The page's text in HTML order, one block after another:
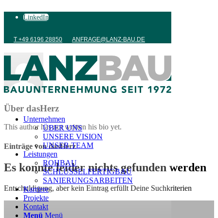
LinkedIn
T +49 6196 28850 ANFRAGE@LANZ-BAU.DE
Unternehmen
ÜBER UNS
UNSERE VISION
UNSER TEAM
Leistungen
ROHBAU
SCHLÜSSELFERTIGBAU
SANIERUNGSARBEITEN
Karriere
Projekte
Kontakt
Menü Menü
Über dasHerz
This author has not written his bio yet.
Einträge von dasHerz
Es konnte leider nichts gefunden werden
Entschuldigung, aber kein Eintrag erfüllt Deine Suchkriterien